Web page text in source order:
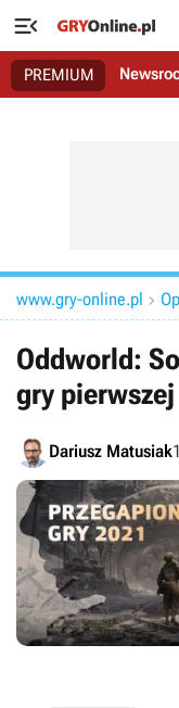

PREMIUM
www.gry-online.pl 
Oddworld:
gry
Dariusz Matusiak